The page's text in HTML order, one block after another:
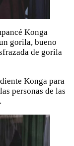
Konga
gorila, bueno
de gorila
Konga para
personas de las